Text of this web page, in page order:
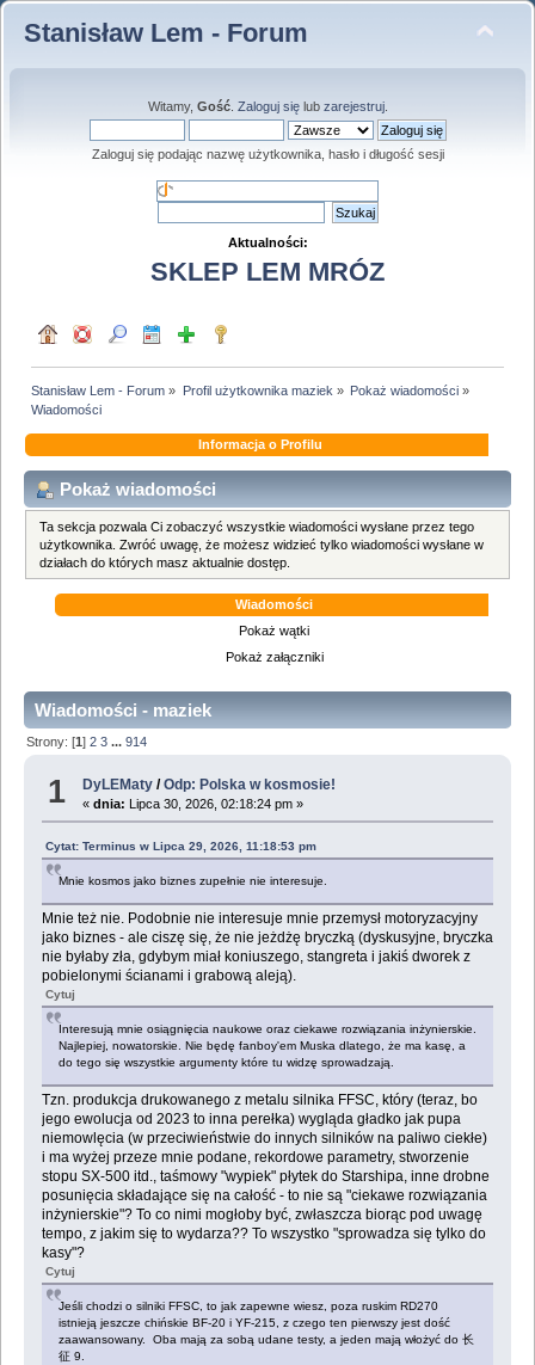
Stanisław Lem - Forum
Witamy, Gość. Zaloguj sięlub zarejestruj.
Zaloguj się podając nazwę użytkownika, hasło i długość sesji
Aktualności:
SKLEP LEM MRÓZ
Stanisław Lem - Forum » Profil użytkownika maziek » Pokaż wiadomości»
Wiadomości
Informacja o Profilu
Pokaż wiadomości
Ta sekcja pozwala Ci zobaczyć wszystkie wiadomości wysłane przez tego
użytkownika. Zwróć uwagę, że możesz widzieć tylko wiadomości wysłane w
działach do których masz aktualnie dostęp.
Wiadomości
Pokaż wątki
Pokaż załączniki
Wiadomości - maziek
Strony: [1]2 3 ...914
1 DyLEMaty /Odp: Polska w kosmosie!
«dnia: Lipca 30, 2026, 02:18:24 pm »
Cytat: Terminus w Lipca 29, 2026, 11:18:53 pm
Mnie kosmos jako biznes zupełnie nie interesuje.
Mnie też nie. Podobnie nie interesuje mnie przemysł motoryzacyjny
jako biznes - ale ciszę się, że nie jeżdżę bryczką (dyskusyjne, bryczka
nie byłaby zła, gdybym miał koniuszego, stangreta i jakiś dworek z
pobielonymi ścianami i grabową aleją).
Cytuj
Interesują mnie osiągnięcia naukowe oraz ciekawe rozwiązania inżynierskie.
Najlepiej, nowatorskie. Nie będę fanboy'em Muska dlatego, że ma kasę, a
do tego się wszystkie argumenty które tu widzę sprowadzają.
Tzn. produkcja drukowanego z metalu silnika FFSC, który (teraz, bo
jego ewolucja od 2023 to inna perełka) wygląda gładko jak pupa
niemowlęcia (w przeciwieństwie do innych silników na paliwo ciekłe)
i ma wyżej przeze mnie podane, rekordowe parametry, stworzenie
stopu SX-500 itd., taśmowy "wypiek" płytek do Starshipa, inne drobne
posunięcia składające się na całość - to nie są "ciekawe rozwiązania
inżynierskie"? To co nimi mogłoby być, zwłaszcza biorąc pod uwagę
tempo, z jakim się to wydarza?? To wszystko "sprowadza się tylko do
kasy"?
Cytuj
Jeśli chodzi o silniki FFSC, to jak zapewne wiesz, poza ruskim RD270
istnieją jeszcze chińskie BF-20 i YF-215, z czego ten pierwszy jest dość
zaawansowany. Oba mają za sobą udane testy, a jeden mają włożyć do 长
征 9.